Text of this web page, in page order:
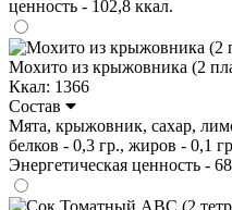
ценность - 102,8 ккал.
Мохито из крыжовника (2
Ккал: 1366
Состав
Мята, крыжовник, сахар,
белков - 0,3 гр., жиров - 0,1
Энергетическая ценность -